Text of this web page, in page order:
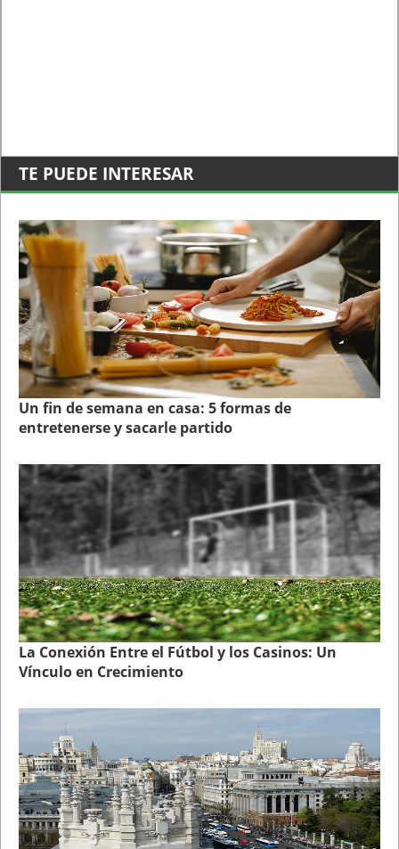
TE PUEDE INTERESAR
Un fin de semana en casa: 5 formas de
entretenerse y sacarle partido
La Conexión Entre el Fútbol y los Casinos: Un
Vínculo en Crecimiento